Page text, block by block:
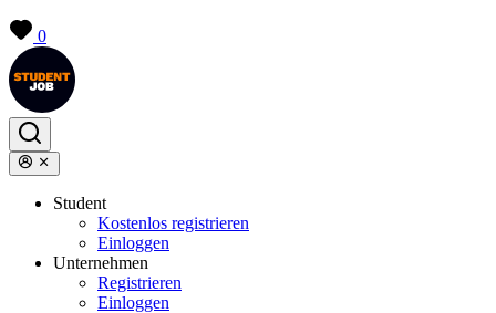
0
Student
Kostenlos registrieren
Einloggen
Unternehmen
Registrieren
Einloggen